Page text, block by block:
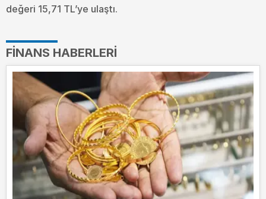
değeri 15,71 TL’ye ulaştı.
FINANS HABERLERI